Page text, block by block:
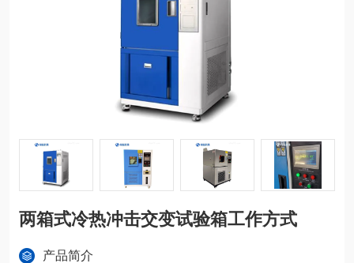
两箱式冷热冲击交变试验箱工作方式
产品简介